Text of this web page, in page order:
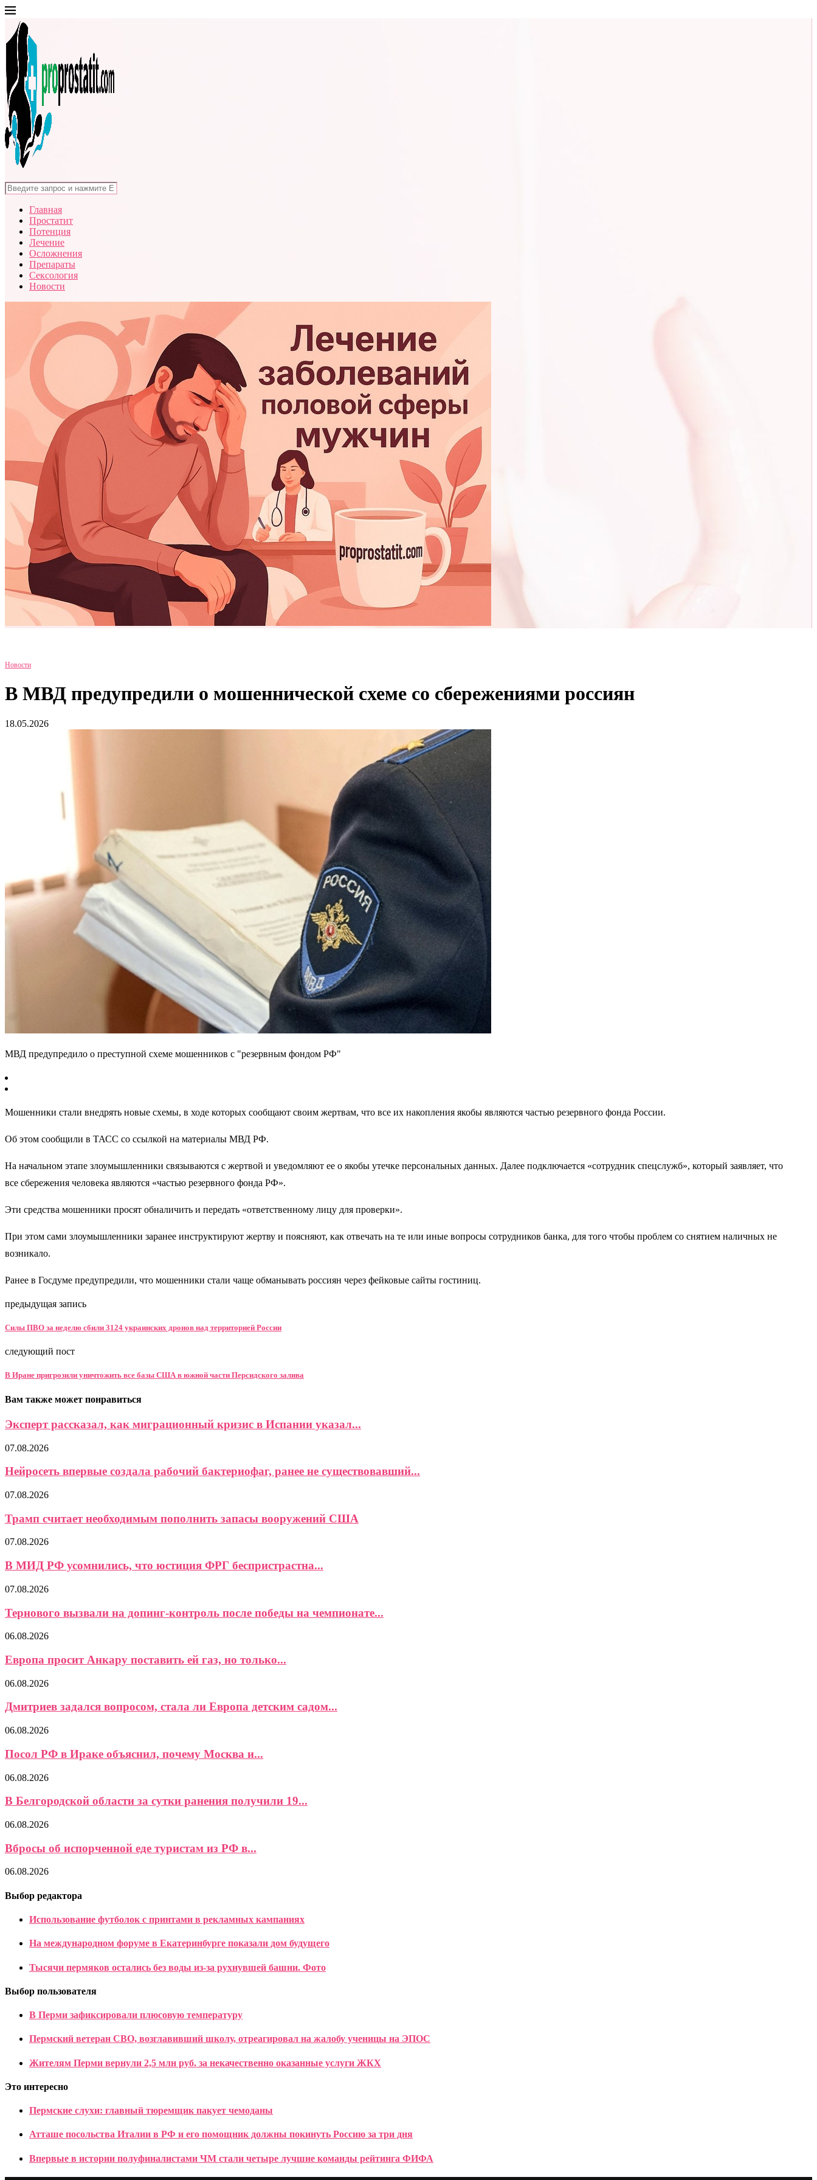
Главная
Простатит
Потенция
Лечение
Осложнения
Препараты
Сексология
Новости
Новости
В МВД предупредили о мошеннической схеме со сбережениями россиян
18.05.2026
МВД предупредило о преступной схеме мошенников с "резервным фондом РФ"
Мошенники стали внедрять новые схемы, в ходе которых сообщают своим жертвам, что все их накопления якобы являются частью резервного фонда России.
Об этом сообщили в ТАСС со ссылкой на материалы МВД РФ.
На начальном этапе злоумышленники связываются с жертвой и уведомляют ее о якобы утечке персональных данных. Далее подключается «сотрудник спецслужб», который заявляет, что
все сбережения человека являются «частью резервного фонда РФ».
Эти средства мошенники просят обналичить и передать «ответственному лицу для проверки».
При этом сами злоумышленники заранее инструктируют жертву и поясняют, как отвечать на те или иные вопросы сотрудников банка, для того чтобы проблем со снятием наличных не
возникало.
Ранее в Госдуме предупредили, что мошенники стали чаще обманывать россиян через фейковые сайты гостиниц.
предыдущая запись
Силы ПВО за неделю сбили 3124 украинских дронов над территорией России
следующий пост
В Иране пригрозили уничтожить все базы США в южной части Персидского залива
Вам также может понравиться
Эксперт рассказал, как миграционный кризис в Испании указал...
07.08.2026
Нейросеть впервые создала рабочий бактериофаг, ранее не существовавший...
07.08.2026
Трамп считает необходимым пополнить запасы вооружений США
07.08.2026
В МИД РФ усомнились, что юстиция ФРГ беспристрастна...
07.08.2026
Тернового вызвали на допинг-контроль после победы на чемпионате...
06.08.2026
Европа просит Анкару поставить ей газ, но только...
06.08.2026
Дмитриев задался вопросом, стала ли Европа детским садом...
06.08.2026
Посол РФ в Ираке объяснил, почему Москва и...
06.08.2026
В Белгородской области за сутки ранения получили 19...
06.08.2026
Вбросы об испорченной еде туристам из РФ в...
06.08.2026
Выбор редактора
Использование футболок с принтами в рекламных кампаниях
На международном форуме в Екатеринбурге показали дом будущего
Тысячи пермяков остались без воды из-за рухнувшей башни. Фото
Выбор пользователя
В Перми зафиксировали плюсовую температуру
Пермский ветеран СВО, возглавивший школу, отреагировал на жалобу ученицы на ЭПОС
Жителям Перми вернули 2,5 млн руб. за некачественно оказанные услуги ЖКХ
Это интересно
Пермские слухи: главный тюремщик пакует чемоданы
Атташе посольства Италии в РФ и его помощник должны покинуть Россию за три дня
Впервые в истории полуфиналистами ЧМ стали четыре лучшие команды рейтинга ФИФА